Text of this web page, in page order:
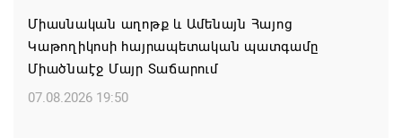
Միասնական աղոթք և Ամենայն Հայոց
Կաթողիկոսի հայրապետական պատգամը
Միածնաէջ Մայր Տաճարում
07.08.2026 19:50